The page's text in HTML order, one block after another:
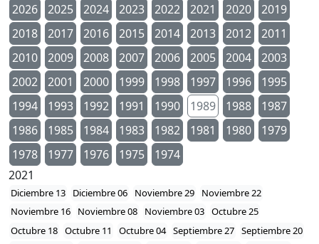
2026
2025 2024 2023 2022 2021 2020
2019
2018
2017 2016 2015 2014 2013 2012
2011
2010
2009 2008 2007 2006 2005 2004
2003
2002
2001 2000 1999 1998 1997 1996
1995
1994
1993 1992 1991 1990 1989 1988
1987
1986
1985 1984 1983 1982 1981 1980
1979
1978
1977 1976 1975
1974
2021
Diciembre 13 Diciembre 06 Noviembre 29
Noviembre 22
Noviembre 16
Noviembre 08 Noviembre 03 Octubre 25
Octubre 18 Octubre 11 Octubre 04 Septiembre 27 Septiembre 20